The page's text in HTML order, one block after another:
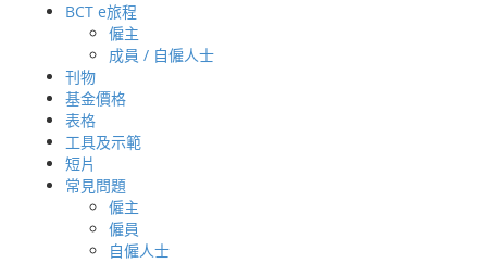
BCT e旅程
僱主
成員 / 自僱人士
刊物
基金價格
表格
工具及示範
短片
常見問題
僱主
僱員
自僱人士
關於BCT 銀聯集團
關於我們
董事總經理及行政總裁的話
歷史和發展里程
可持續發展與「環境、社會及管治」
我們的業務
獎項及嘉許
最新動態